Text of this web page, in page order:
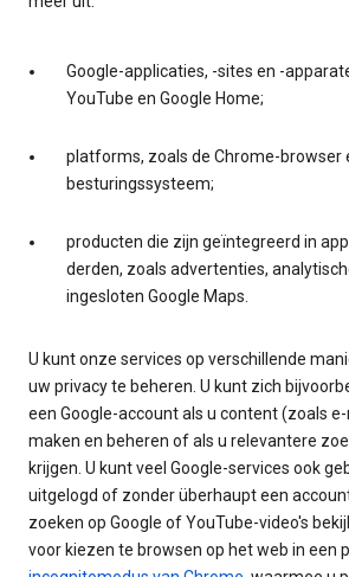
Google-applicaties, -sites en -
YouTube en Google Home;
platforms, zoals de Chrome-browser
besturingssysteem;
producten die zijn geïntegreerd in
derden, zoals advertenties,
ingesloten Google Maps.
U kunt onze services op verschillende
uw privacy te beheren. U kunt zich
een Google-account als u content (zoals
maken en beheren of als u relevantere
krijgen. U kunt veel Google-services ook
uitgelogd of zonder überhaupt een
zoeken op Google of YouTube-video's
voor kiezen te browsen op het web in een